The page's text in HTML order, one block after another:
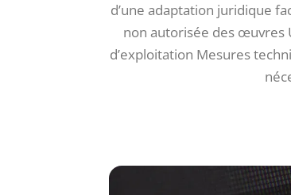
d’une adaptation juridique
non autorisée des œuvres
d’exploitation Mesures